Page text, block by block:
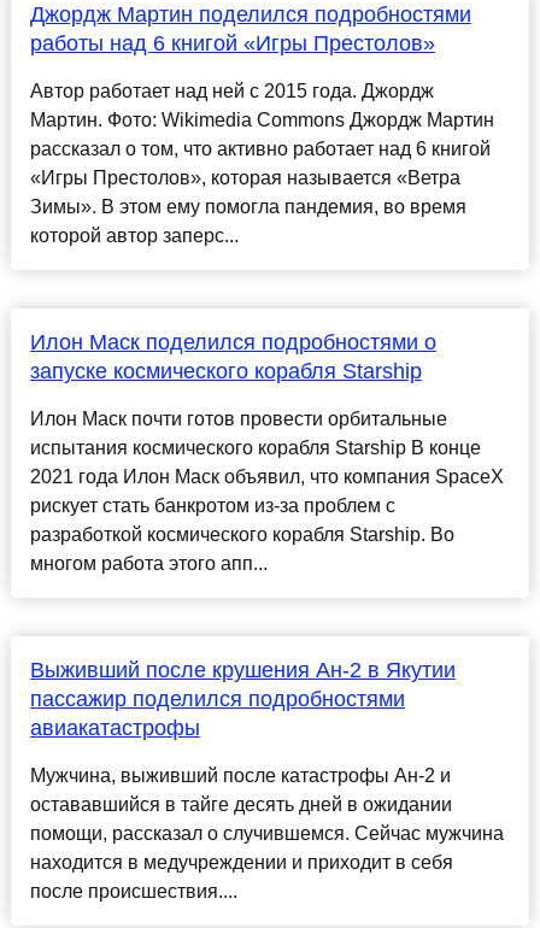
Джордж Мартин поделился подробностями
работы над 6 книгой «Игры Престолов»
Автор работает над ней с 2015 года. Джордж
Мартин. Фото: Wikimedia Commons Джордж Мартин
рассказал о том, что активно работает над 6 книгой
«Игры Престолов», которая называется «Ветра
Зимы». В этом ему помогла пандемия, во время
которой автор заперс...
Илон Маск поделился подробностями о
запуске космического корабля Starship
Илон Маск почти готов провести орбитальные
испытания космического корабля Starship В конце
2021 года Илон Маск объявил, что компания SpaceX
рискует стать банкротом из-за проблем с
разработкой космического корабля Starship. Во
многом работа этого апп...
Выживший после крушения Ан-2 в Якутии
пассажир поделился подробностями
авиакатастрофы
Мужчина, выживший после катастрофы Ан-2 и
остававшийся в тайге десять дней в ожидании
помощи, рассказал о случившемся. Сейчас мужчина
находится в медучреждении и приходит в себя
после происшествия....